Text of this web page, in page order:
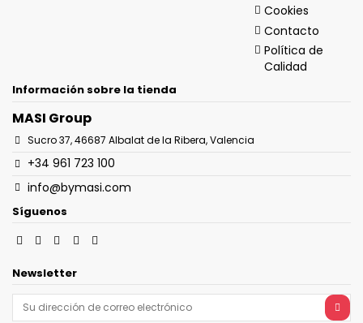
Cookies
Contacto
Política de
Calidad
Información sobre la tienda
MASI Group
Sucro 37, 46687 Albalat de la Ribera, Valencia
+34 961 723 100
info@bymasi.com
Síguenos
Newsletter